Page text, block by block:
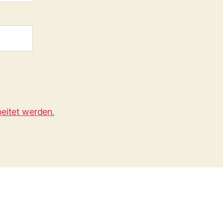
werden.